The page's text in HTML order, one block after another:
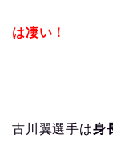
は凄い！
古川翼選手は身